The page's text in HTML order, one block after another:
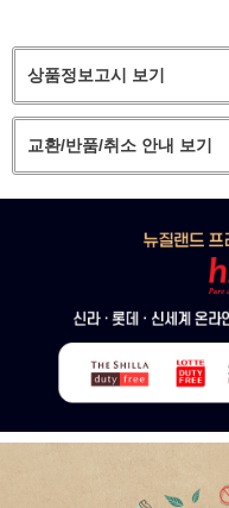
상품정보고시 보기
교환/반품/취소 안내 보기